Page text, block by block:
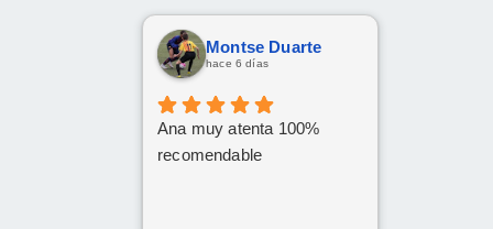
Montse Duarte
hace 6 días
Ana muy atenta 100%
recomendable